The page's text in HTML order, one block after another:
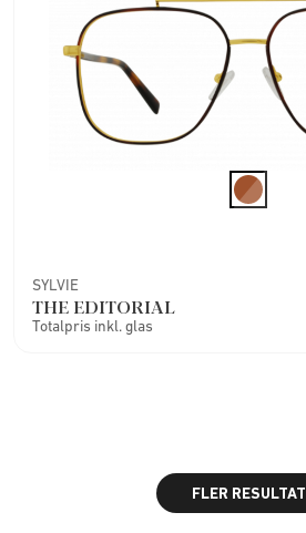
SYLVIE
THE EDITORIAL
Totalpris inkl. glas
FLER RESULTAT